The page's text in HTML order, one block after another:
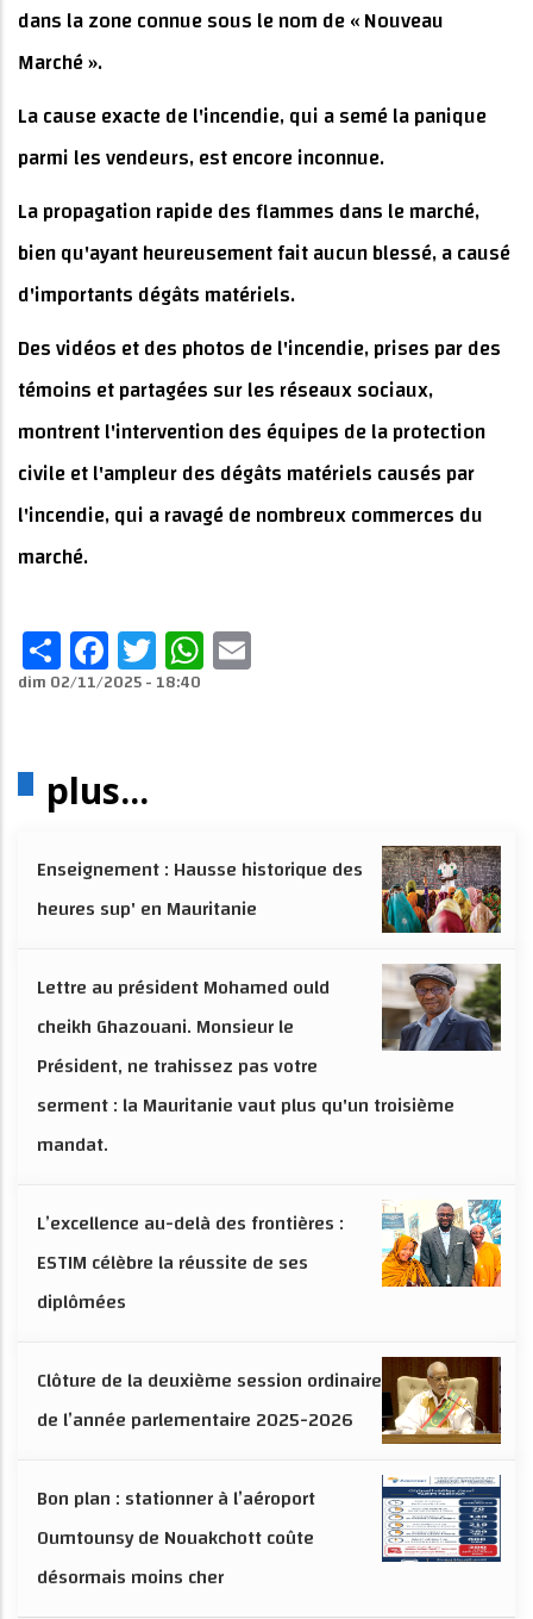
dans la zone connue sous le nom de « Nouveau
Marché ».
La cause exacte de l'incendie, qui a semé la panique
parmi les vendeurs, est encore inconnue.
La propagation rapide des flammes dans le marché,
bien qu'ayant heureusement fait aucun blessé, a causé
d'importants dégâts matériels.
Des vidéos et des photos de l'incendie, prises par des
témoins et partagées sur les réseaux sociaux,
montrent l'intervention des équipes de la protection
civile et l'ampleur des dégâts matériels causés par
l'incendie, qui a ravagé de nombreux commerces du
marché.
ShareFacebook
TwitterWhatsApp
dim 02/11/2025 - 18:40
plus...
Enseignement : Hausse historique des
heures sup' en Mauritanie
Lettre au président Mohamed ould
cheikh Ghazouani. Monsieur le
Président, ne trahissez pas votre
serment : la Mauritanie vaut plus qu'un troisième
mandat.
L’excellence au-delà des frontières :
ESTIM célèbre la réussite de ses
diplômées
Clôture de la deuxième session ordinaire
de l’année parlementaire 2025-2026
Bon plan : stationner à l’aéroport
Oumtounsy de Nouakchott coûte
désormais moins cher